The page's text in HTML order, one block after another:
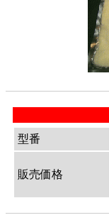
型番
販売価格